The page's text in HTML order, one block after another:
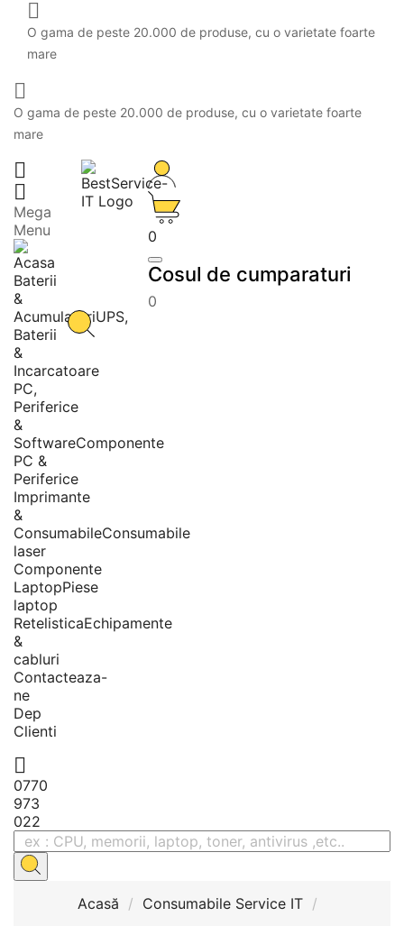

O gama de peste 20.000 de produse, cu o varietate foarte
mare

O gama de peste 20.000 de produse, cu o varietate foarte
mare


Mega
Menu
Baterii
&
AcumulatoriUPS,
Baterii
&
Incarcatoare
PC,
Periferice
&
SoftwareComponente
PC &
Periferice
Imprimante
&
ConsumabileConsumabile
laser
Componente
LaptopPiese
laptop
RetelisticaEchipamente
&
cabluri
Contacteaza-
ne
Dep
Clienti

0770
973
022
0
Cosul de cumparaturi
0
Acasă Consumabile Service IT